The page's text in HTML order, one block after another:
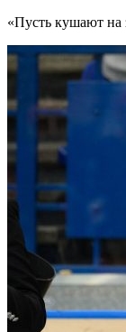
«Пусть кушают на